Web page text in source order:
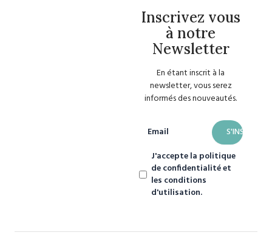
Inscrivez vous
à notre
Newsletter
En étant inscrit à la
newsletter, vous serez
informés des nouveautés.
Email
J'accepte la politique
de confidentialité et
les conditions
d'utilisation.